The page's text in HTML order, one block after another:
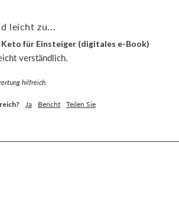
leicht zu...
für Einsteiger (digitales e-Book)
verständlich.
hilfreich.
Ja Bericht Teilen Sie